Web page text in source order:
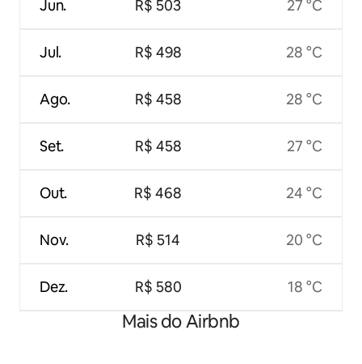
Jun.
Jul.
Ago.
Set.
Out.
Nov.
Dez.
R$ 503
R$ 498
R$ 458
R$ 458
R$ 468
R$ 514
R$ 580
27 °C
28 °C
28 °C
27 °C
24 °C
20 °C
18 °C
Mais do Airbnb